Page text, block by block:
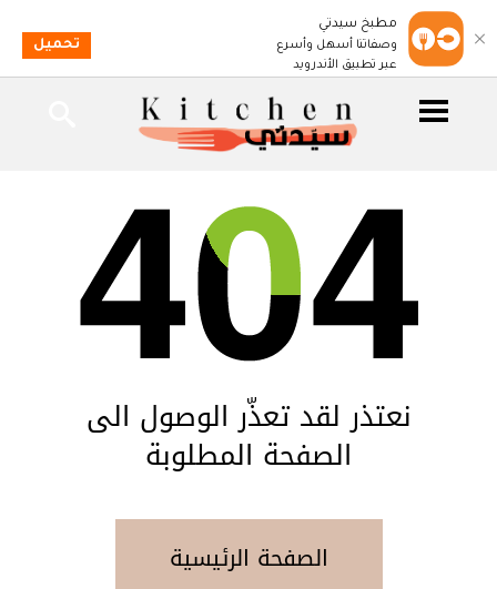
نعتذر لقد تعذّر الوصول الى
الصفحة المطلوبة
الصفحة الرئيسية
مطبخ سيدتي
وصفاتنا أسهل وأسرع
عبر تطبيق الأندرويد
تحميل